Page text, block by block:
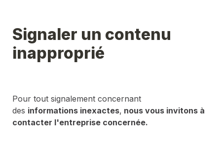
Signaler un contenu
inapproprié
Pour tout signalement concernant
des informations inexactes, nous vous invitons à
contacter l'entreprise concernée.